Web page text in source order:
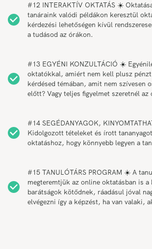
#12 INTERAKTÍV OKTATÁS ☀️
tanáraink valódi példákon keresztül
kérdezési lehetőségen kívül
a tudásod az órákon.
#13 EGYÉNI KONZULTÁCIÓ ☀️
oktatókkal, amiért nem kell plusz
kérdésed témában, amit nem szívesen
előtt? Vagy teljes figyelmet szeretnél
#14 SEGÉDANYAGOK,
Kidolgozott tételeket és írott
oktatáshoz, hogy könnyebb legyen a
#15 TANULÓTÁRS PROGRAM ☀️ A
megteremtjük az online oktatásban is a
barátságok kötődnek, ráadásul jóval
elvégezni így a képzést, ha van valaki,